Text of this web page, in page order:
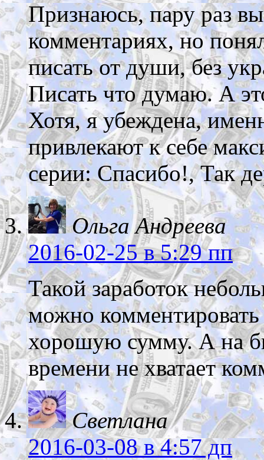
Признаюсь, пару раз
комментариях, но
писать от души, без
Писать что думаю. А
Хотя, я убеждена,
привлекают к себе
серии: Спасибо!, Так
Ольга Андреева
2016-02-25в 5:29 пп
Такой заработок
можно
хорошую сумму. А на
времени не хватает
Светлана
2016-03-08в 4:57 дп